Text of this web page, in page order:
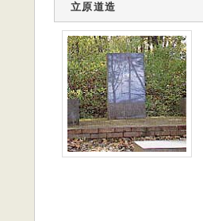
立原道造